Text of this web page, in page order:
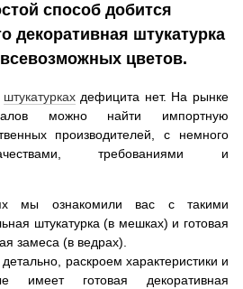
способ добится
декоративная штукатурка
цветов.
штукатуркахдефицита нет. На рынке
можно найти импортную
производителей, с немного
требованиями и
мы ознакомили вас с такими
штукатурка (в мешках) и готовая
замеса (в ведрах).
раскроем характеристики и
имеет готовая декоративная